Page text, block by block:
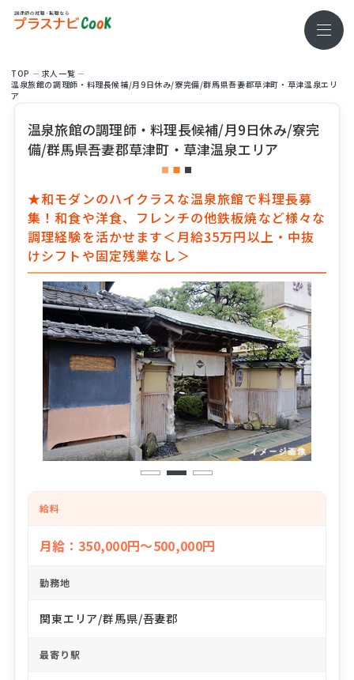
TOP
求⼈⼀覧
温泉旅館の調理師・料理長候補/月9日休み/寮完備/群馬県吾妻郡草津町・草津温泉エリ
ア
温泉旅館の調理師・料理長候補/月9日休み/寮完
備/群馬県吾妻郡草津町・草津温泉エリア
★和モダンのハイクラスな温泉旅館で料理長募
集！和食や洋食、フレンチの他鉄板焼など様々な
調理経験を活かせます＜月給35万円以上・中抜
けシフトや固定残業なし＞
1 2 3
給料
月給：350,000円～500,000円
勤務地
関東エリア/群馬県/吾妻郡
最寄り駅